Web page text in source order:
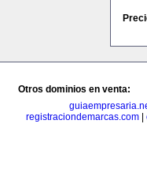
Otros dominios en venta:
registraciondemarcas.com|